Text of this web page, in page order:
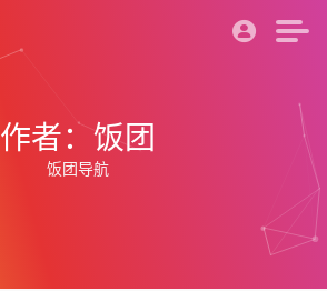
作者：饭团
饭团导航